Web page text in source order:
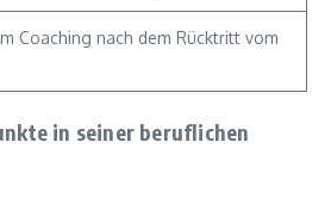
Coaching nach dem Rücktritt vom
in seiner beruflichen